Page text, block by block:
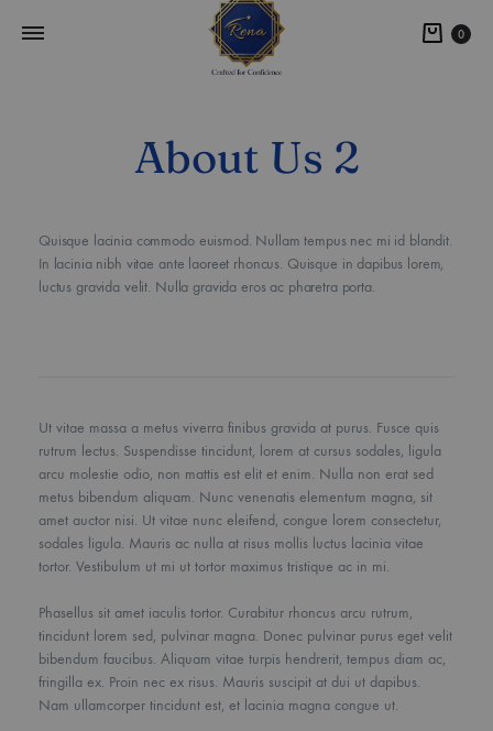
0
About Us 2
Quisque lacinia commodo euismod. Nullam tempus nec mi id blandit.
In lacinia nibh vitae ante laoreet rhoncus. Quisque in dapibus lorem,
luctus gravida velit. Nulla gravida eros ac pharetra porta.
Ut vitae massa a metus viverra finibus gravida at purus. Fusce quis
rutrum lectus. Suspendisse tincidunt, lorem at cursus sodales, ligula
arcu molestie odio, non mattis est elit et enim. Nulla non erat sed
metus bibendum aliquam. Nunc venenatis elementum magna, sit
amet auctor nisi. Ut vitae nunc eleifend, congue lorem consectetur,
sodales ligula. Mauris ac nulla at risus mollis luctus lacinia vitae
tortor. Vestibulum ut mi ut tortor maximus tristique ac in mi.
Phasellus sit amet iaculis tortor. Curabitur rhoncus arcu rutrum,
tincidunt lorem sed, pulvinar magna. Donec pulvinar purus eget velit
bibendum faucibus. Aliquam vitae turpis hendrerit, tempus diam ac,
fringilla ex. Proin nec ex risus. Mauris suscipit at dui ut dapibus.
Nam ullamcorper tincidunt est, et lacinia magna congue ut.